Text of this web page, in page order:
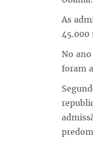
As
45.000
No
foram